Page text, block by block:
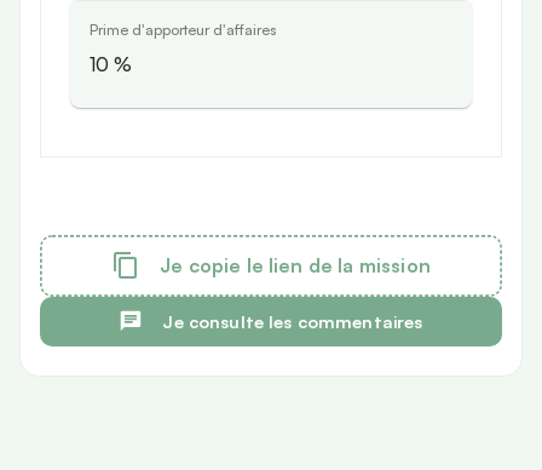
Prime d'apporteur d'affaires
10 %
Je copie le lien de la mission
Je consulte les commentaires